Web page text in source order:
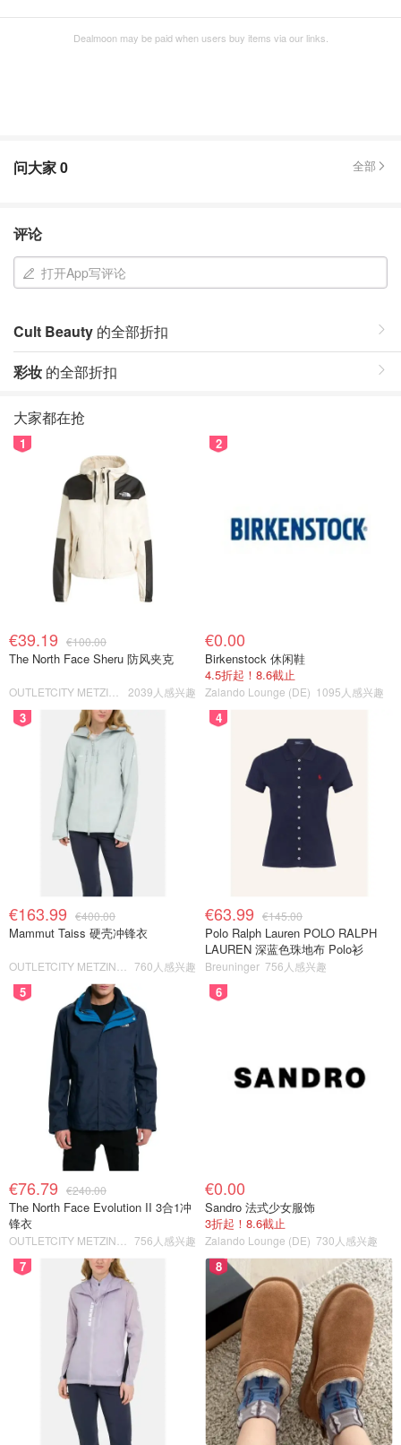
Dealmoon may be paid when users buy items via our links.
问大家0 全部
评论
打开App写评论
Cult Beauty 的全部折扣
彩妆 的全部折扣
大家都在抢
1
€39.19 €100.00
The North Face Sheru 防风夹克
2039人感兴趣
2
€0.00
Birkenstock 休闲鞋
4.5折起！8.6截止
Zalando Lounge (DE) 1095人感兴趣
3
€163.99 €400.00
Mammut Taiss 硬壳冲锋衣
760人感兴趣
4
€63.99 €145.00
Polo Ralph Lauren POLO RALPH
LAUREN 深蓝色珠地布 Polo衫
Breuninger 756人感兴趣
5
€76.79 €240.00
The North Face Evolution II 3合1冲
锋衣
756人感兴趣
6
€0.00
Sandro 法式少女服饰
3折起！8.6截止
Zalando Lounge (DE) 730人感兴趣
7 8